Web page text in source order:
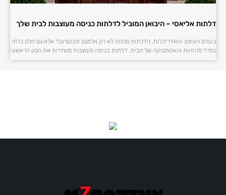
דלתות אליאסי – היבואן המוביל לדלתות כניסה מעוצבות לבית שלך
בעולם העיצוב והאדריכלות, הדלתות מהוות לא רק אלמנט פונקציונלי אלא גם חלק בלתי
נפרד מהזהות והאסתטיקה של הבית. דלתות כניסה מעוצבות משדרות את הטון הראשוני